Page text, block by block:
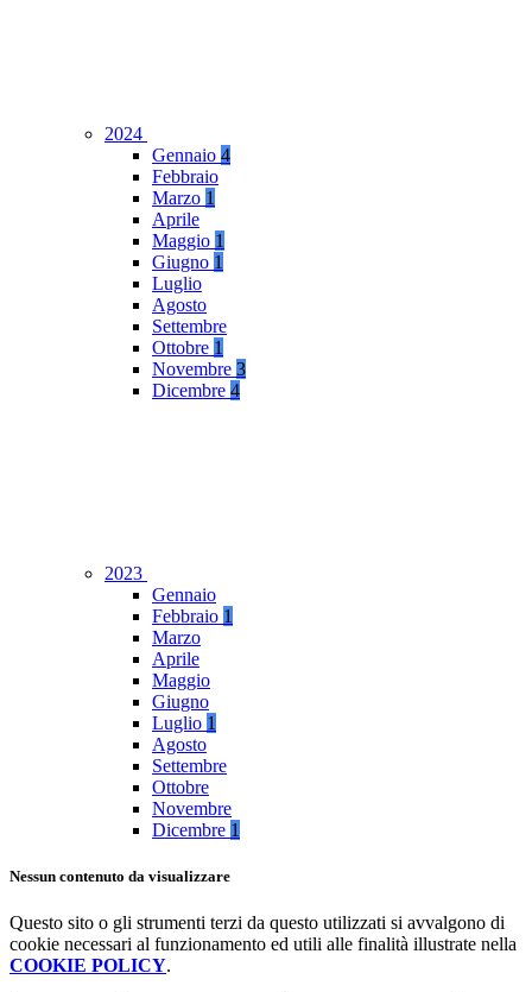
2024
Gennaio 4
Febbraio
Marzo 1
Aprile
Maggio 1
Giugno 1
Luglio
Agosto
Settembre
Ottobre 1
Novembre 3
Dicembre 4
2023
Gennaio
Febbraio 1
Marzo
Aprile
Maggio
Giugno
Luglio 1
Agosto
Settembre
Ottobre
Novembre
Dicembre 1
Nessun contenuto da visualizzare
Questo sito o gli strumenti terzi da questo utilizzati si avvalgono di
cookie necessari al funzionamento ed utili alle finalità illustrate nella
COOKIE POLICY.